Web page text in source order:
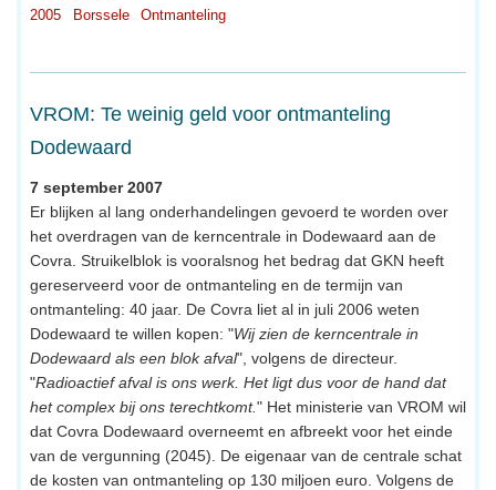
2005
Borssele Ontmanteling
VROM: Te weinig geld voor ontmanteling
Dodewaard
7 september 2007
Er blijken al lang onderhandelingen gevoerd te worden over
het overdragen van de kerncentrale in Dodewaard aan de
Covra. Struikelblok is vooralsnog het bedrag dat GKN heeft
gereserveerd voor de ontmanteling en de termijn van
ontmanteling: 40 jaar. De Covra liet al in juli 2006 weten
Dodewaard te willen kopen: "Wij zien de kerncentrale in
Dodewaard als een blok afval", volgens de directeur.
"Radioactief afval is ons werk. Het ligt dus voor de hand dat
het complex bij ons terechtkomt." Het ministerie van VROM wil
dat Covra Dodewaard overneemt en afbreekt voor het einde
van de vergunning (2045). De eigenaar van de centrale schat
de kosten van ontmanteling op 130 miljoen euro. Volgens de